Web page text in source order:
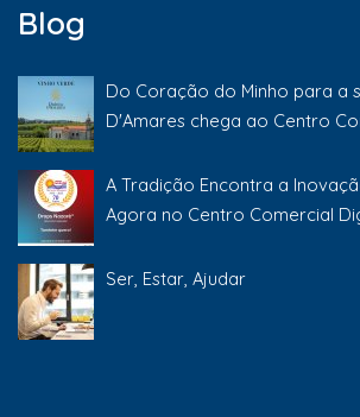
Blog
Do Coração do Minho para a
D'Amares chega ao Centro
A Tradição Encontra a
Agora no Centro Comercial
Ser, Estar, Ajudar